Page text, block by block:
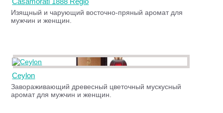
Изящный и чарующий восточно-пряный аромат для
мужчин и женщин.
Ceylon
Завораживающий древесный цветочный мускусный
аромат для мужчин и женщин.